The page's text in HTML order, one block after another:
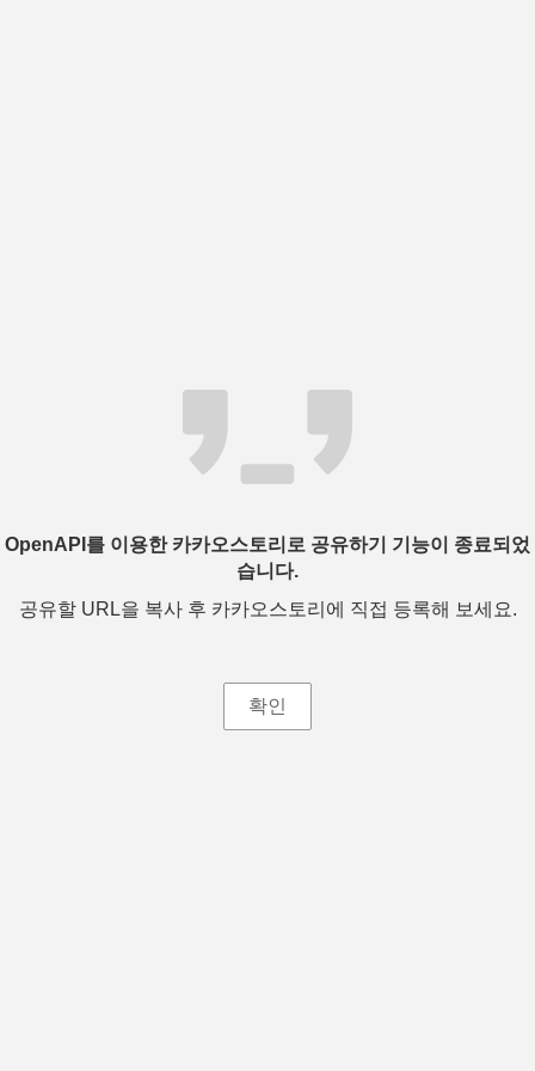
OpenAPI를 이용한 카카오스토리로 공유하기 기능이 종료되었
습니다.
공유할 URL을 복사 후 카카오스토리에 직접 등록해 보세요.
확인